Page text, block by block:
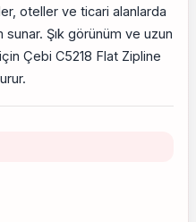
oteller ve ticari alanlarda
Şık görünüm ve uzun
Çebi C5218 Flat Zipline